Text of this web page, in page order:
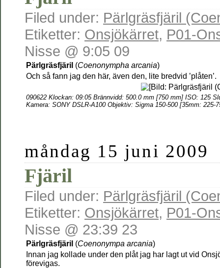
Filed under: Pärlgräsfjäril
Etiketter: Onsjökärret, P01-
Nisse @ 9:05 09
Pärlgräsfjäril (Coenonympha arcania)
Och så fann jag den här, även den, lite bredvid ’plåten’.
090622 Klockan: 09:05 Brännvidd: 500.0 mm [750 mm] ISO: 125
Kamera: SONY DSLR-A100 Objektiv: Sigma 150-500 [35mm: 225-
måndag 15 juni 2009
Fjäril
Filed under: Pärlgräsfjäril
Etiketter: Onsjökärret, P01-
Nisse @ 23:39 23
Pärlgräsfjäril (Coenonympa arcania)
Innan jag kollade under den plåt jag har lagt ut vid
förevigas.